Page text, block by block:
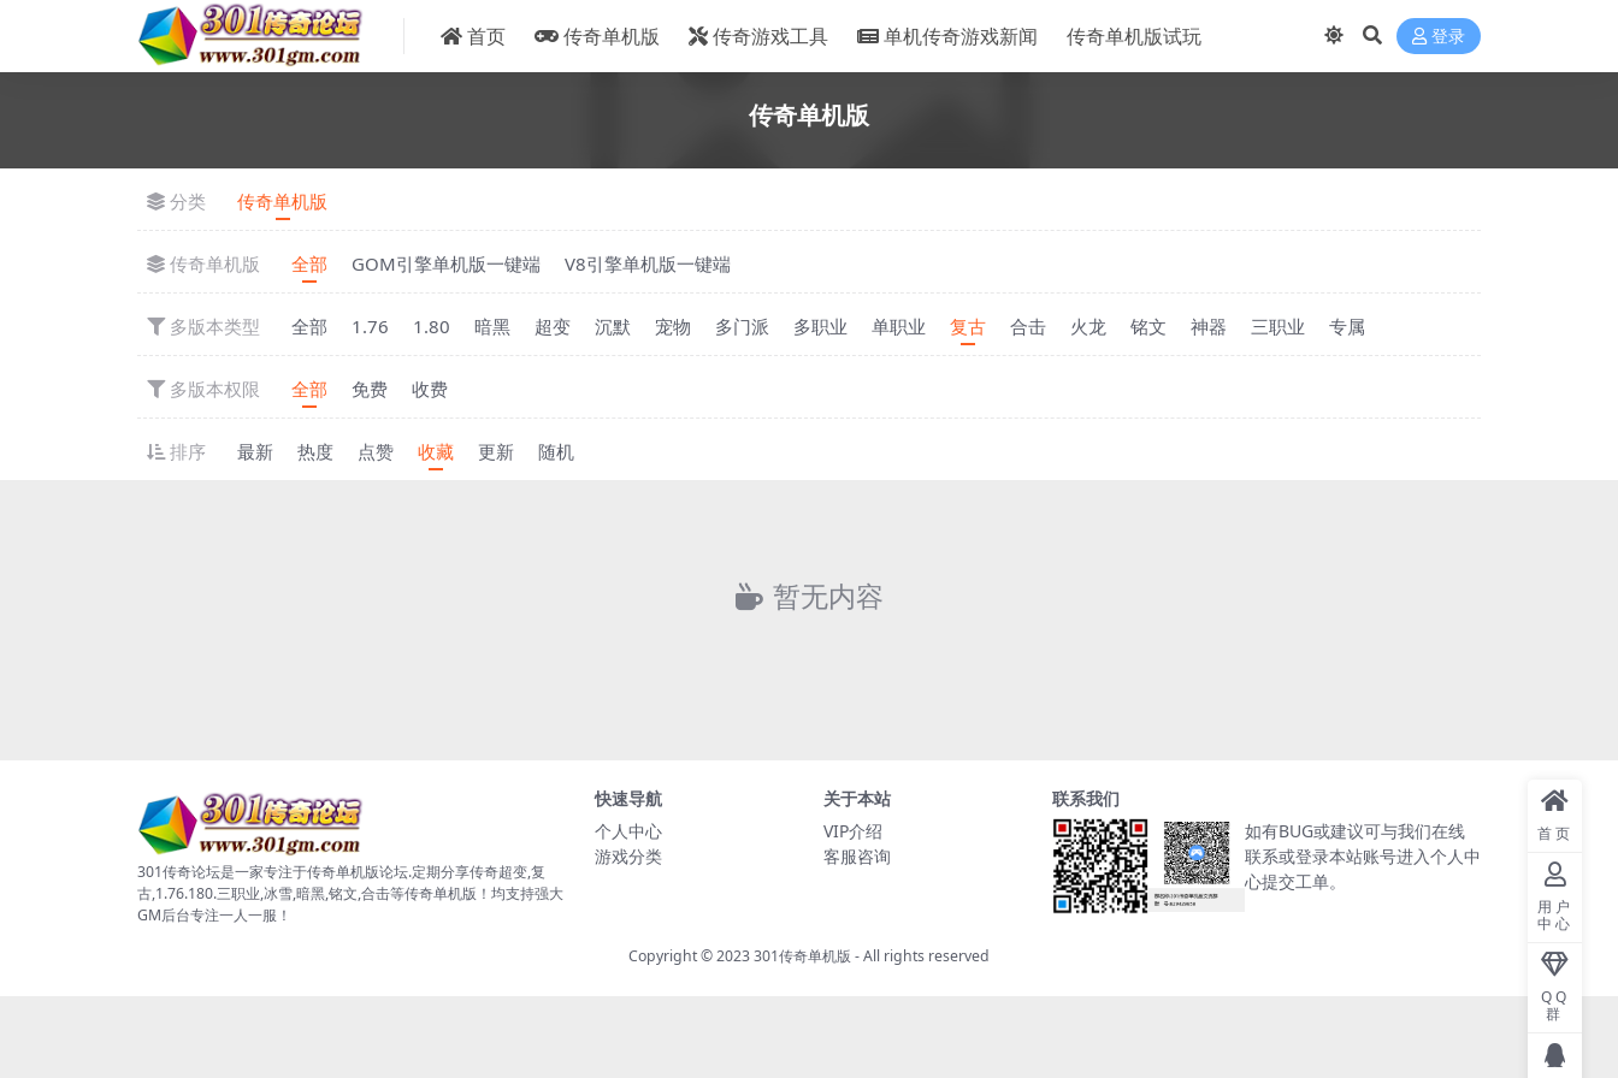
首页 传奇单机版 传奇游戏工具 单机传奇游戏新闻 传奇单机版试玩 登录
传奇单机版
分类 传奇单机版
传奇单机版 全部 GOM引擎单机版一键端 V8引擎单机版一键端
多版本类型 全部 1.76 1.80 暗黑 超变 沉默 宠物 多门派 多职业 单职业 复古 合击 火龙 铭文 神器 三职业 专属
多版本权限 全部 免费 收费
排序 最新 热度 点赞 收藏 更新 随机
暂无内容
301传奇论坛是一家专注于传奇单机版论坛.定期分享传奇超变,复
古,1.76.180.三职业,冰雪,暗黑,铭文,合击等传奇单机版！均支持强大
GM后台专注一人一服！
快速导航
个人中心
游戏分类
关于本站
VIP介绍
客服咨询
联系我们
如有BUG或建议可与我们在线
联系或登录本站账号进入个人中
心提交工单。
Copyright © 2023301传奇单机版 - All rights reserved
首页
用户
中心
QQ
群